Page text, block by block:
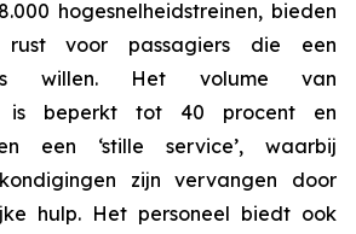
hogesnelheidstreinen, bieden
voor passagiers die een
willen. Het volume van
is beperkt tot 40 procent en
een ‘stille service’, waarbij
zijn vervangen door
hulp. Het personeel biedt ook